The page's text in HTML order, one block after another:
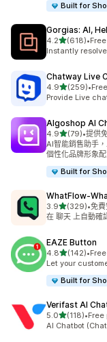
Built for
Gorgias: AI,
4.2滿分 5 顆星
(618)
共有 618 則評價
•
Instantly
Chatway Live
4.9滿分 5 顆星
(259)
共有 259 則評價
•
Provide Live
Algoshop AI
4.9滿分 5 顆星
(79)
共有 79 則評價
•提供
AI智能銷售助手
個性化品牌形象
Built for
3.9滿分 5 顆星
(329)
共有 329 則評價
•免
在 聊天 上自動確
EAZE Button
4.8滿分 5 顆星
(142)
共有 142 則評價
•
Let your
Built for
Verifast AI
5.0滿分 5 顆星
(118)
共有 118 則評價
•Free
AI Chatbot